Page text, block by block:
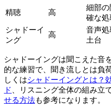
精聴 高
細部
確な処
シャドーイ
ング
高
音声
土台
シャドーイングは聞こえた音
的な練習で、聞き流しとは負
しくはシャドーイングとは？
ド
、リスニング全体の組み立
せる方法も参考になります。